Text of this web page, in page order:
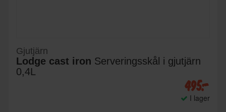
Gjutjärn
Lodge cast iron Serveringsskål i gjutjärn
0,4L
495:-
I lager